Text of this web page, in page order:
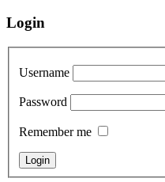
Login
Username
Password
Remember me